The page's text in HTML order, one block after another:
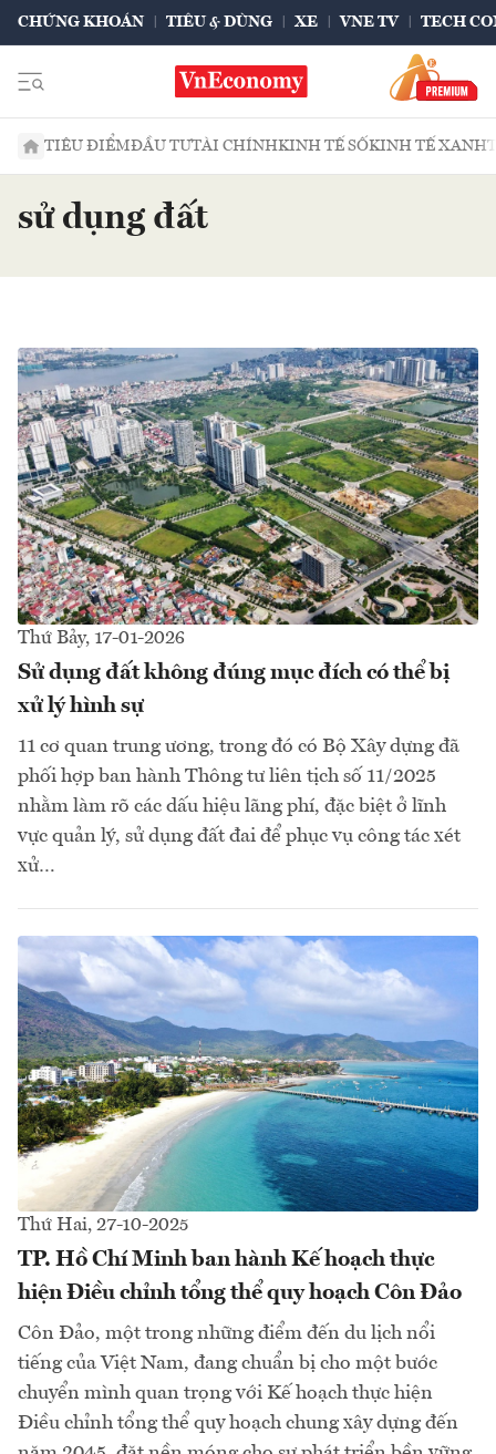
CHỨNG KHOÁN TIÊU & DÙNG XE VNE TV TECH
TIÊU ĐIỂMĐẦU TƯTÀI CHÍNHKINH TẾ SỐKINH TẾ XANH
sử dụng đất
Thứ Bảy, 17-01-2026
Sử dụng đất không đúng mục đích có thể bị
xử lý hình sự
11 cơ quan trung ương, trong đó có Bộ Xây dựng đã
phối hợp ban hành Thông tư liên tịch số 11/2025
nhằm làm rõ các dấu hiệu lãng phí, đặc biệt ở lĩnh
vực quản lý, sử dụng đất đai để phục vụ công tác xét
xử…
Thứ Hai, 27-10-2025
TP. Hồ Chí Minh ban hành Kế hoạch thực
hiện Điều chỉnh tổng thể quy hoạch Côn Đảo
Côn Đảo, một trong những điểm đến du lịch nổi
tiếng của Việt Nam, đang chuẩn bị cho một bước
chuyển mình quan trọng với Kế hoạch thực hiện
Điều chỉnh tổng thể quy hoạch chung xây dựng đến